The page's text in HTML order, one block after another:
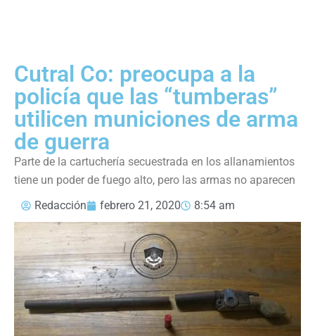
Cutral Co: preocupa a la
policía que las “tumberas”
utilicen municiones de arma
de guerra
Parte de la cartuchería secuestrada en los allanamientos
tiene un poder de fuego alto, pero las armas no aparecen
Redacción
febrero 21, 2020 8:54 am